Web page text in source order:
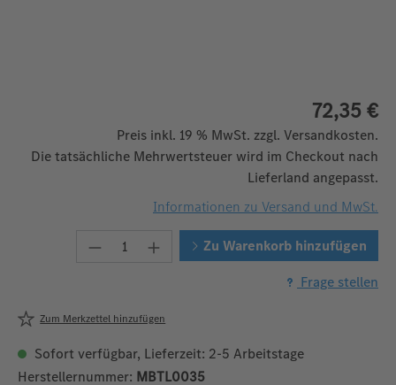
72,35 €
Preis inkl. 19 % MwSt. zzgl. Versandkosten.
Die tatsächliche Mehrwertsteuer wird im Checkout nach
Lieferland angepasst.
Informationen zu Versand und MwSt.
Produkt Anzahl: Gib den
Zu Warenkorb hinzufügen
Frage stellen
Zum Merkzettel hinzufügen
Sofort verfügbar, Lieferzeit: 2-5 Arbeitstage
Herstellernummer: MBTL0035